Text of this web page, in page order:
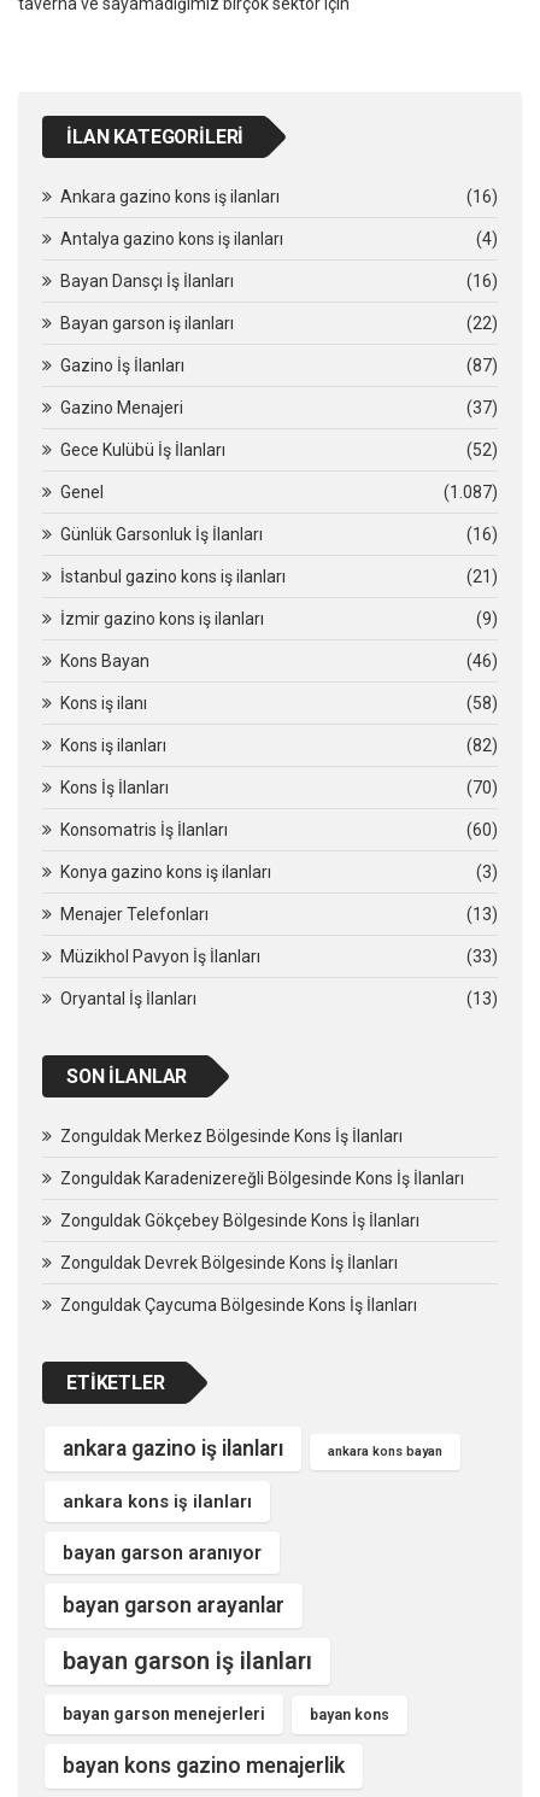
İLAN KATEGORILERI
Ankara gazino kons iş ilanları (16)
Antalya gazino kons iş ilanları (4)
Bayan Dansçı İş İlanları (16)
Bayan garson iş ilanları (22)
Gazino İş İlanları (87)
Gazino Menajeri (37)
Gece Kulübü İş İlanları (52)
Genel (1.087)
Günlük Garsonluk İş İlanları (16)
İstanbul gazino kons iş ilanları (21)
İzmir gazino kons iş ilanları (9)
Kons Bayan (46)
Kons iş ilanı (58)
Kons iş ilanları (82)
Kons İş İlanları (70)
Konsomatris İş İlanları (60)
Konya gazino kons iş ilanları (3)
Menajer Telefonları (13)
Müzikhol Pavyon İş İlanları (33)
Oryantal İş İlanları (13)
SON İLANLAR
Zonguldak Merkez Bölgesinde Kons İş İlanları
Zonguldak Karadenizereğli Bölgesinde Kons İş İlanları
Zonguldak Gökçebey Bölgesinde Kons İş İlanları
Zonguldak Devrek Bölgesinde Kons İş İlanları
Zonguldak Çaycuma Bölgesinde Kons İş İlanları
ETIKETLER
ankara gazino iş ilanları ankara kons bayan
ankara kons iş ilanları
bayan garson aranıyor
bayan garson arayanlar
bayan garson iş ilanları
bayan garson menejerleri bayan kons
bayan kons gazino menajerlik